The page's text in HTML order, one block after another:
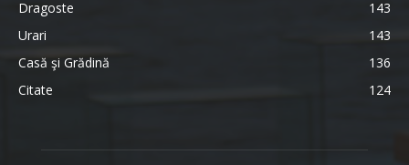
Dragoste
143
Urari
143
Casă şi Grădină
136
Citate
124